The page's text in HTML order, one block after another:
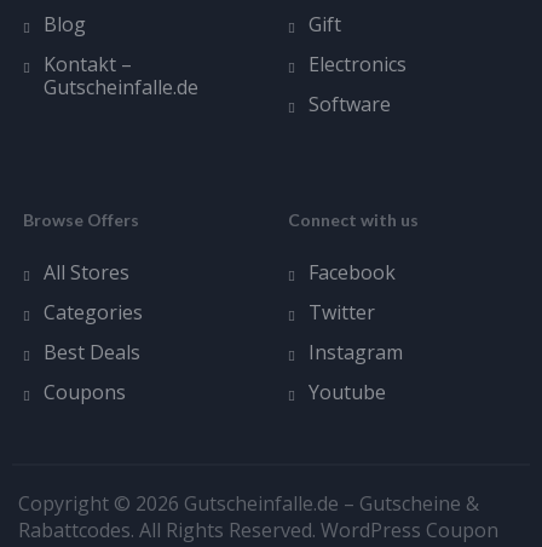
Blog
Kontakt –
Gutscheinfalle.de
Gift
Electronics
Software
Browse Offers
All Stores
Categories
Best Deals
Coupons
Connect with us
Facebook
Twitter
Instagram
Youtube
Copyright © 2026 Gutscheinfalle.de – Gutscheine &
Rabattcodes. All Rights Reserved. WordPress Coupon